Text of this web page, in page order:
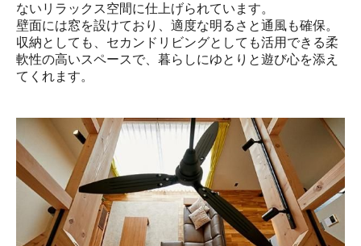
ないリラックス空間に仕上げられています。
壁面には窓を設けており、適度な明るさと通風も確保。
収納としても、セカンドリビングとしても活用できる柔
軟性の高いスペースで、暮らしにゆとりと遊び心を添え
てくれます。